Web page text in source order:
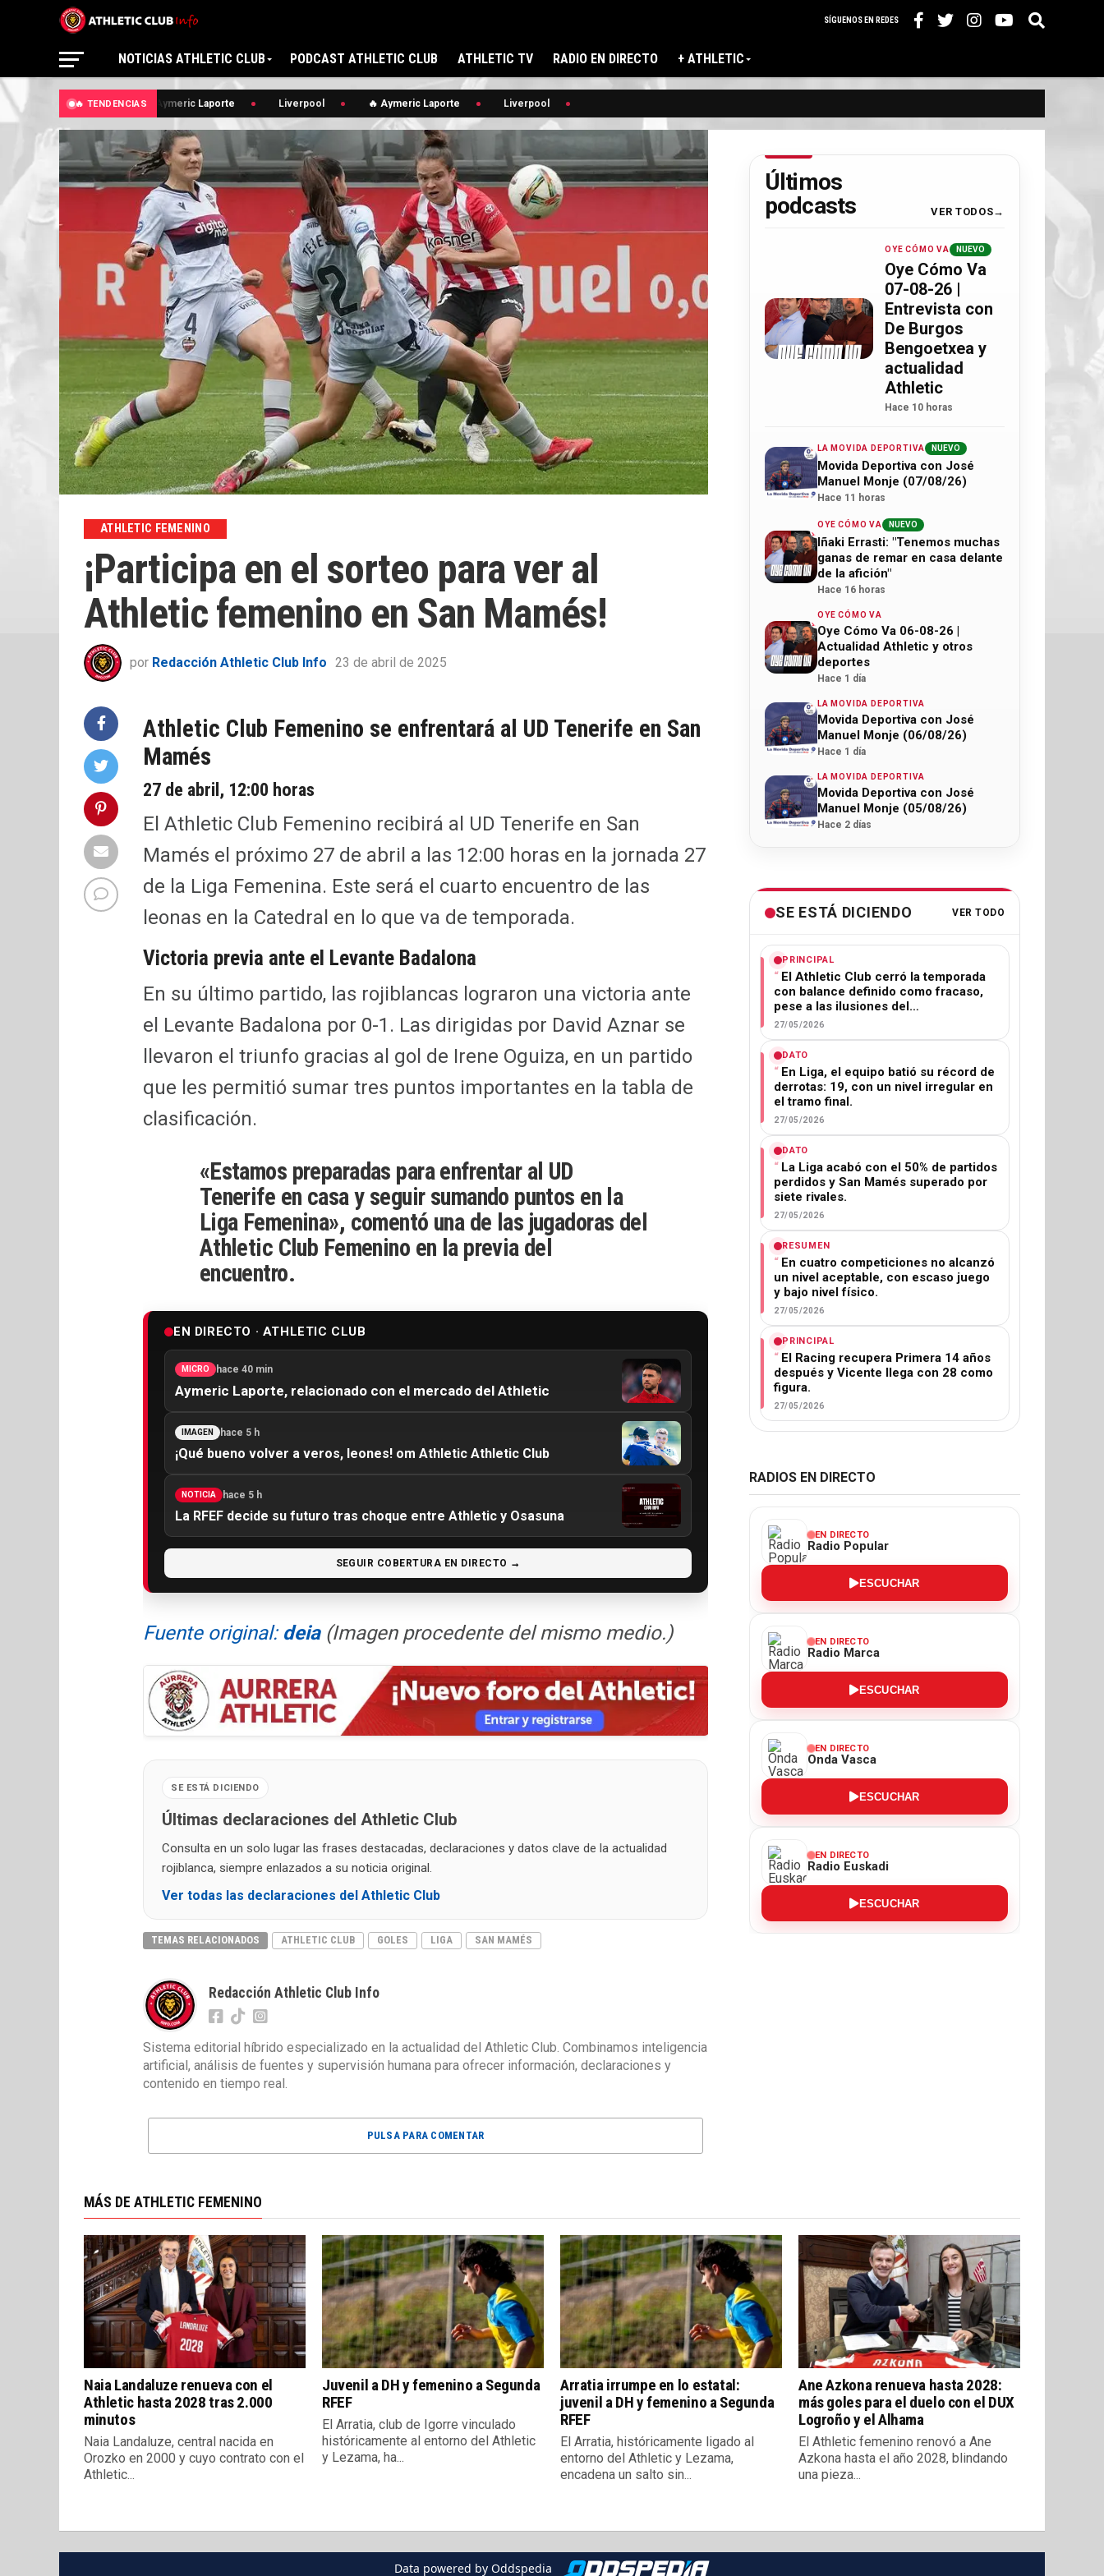
SÍGUENOS EN REDES
NOTICIAS ATHLETIC CLUB PODCAST ATHLETIC CLUB ATHLETIC TV RADIO EN DIRECTO + ATHLETIC
🔥 TENDENCIAS🔥 Aymeric Laporte Liverpool 🔥 Aymeric Laporte Liverpool
ATHLETIC FEMENINO
¡Participa en el sorteo para ver al
Athletic femenino en San Mamés!
por Redacción Athletic Club Info 23 de abril de 2025
Athletic Club Femenino se enfrentará al UD Tenerife en San
Mamés
27 de abril, 12:00 horas
El Athletic Club Femenino recibirá al UD Tenerife en San
Mamés el próximo 27 de abril a las 12:00 horas en la jornada 27
de la Liga Femenina. Este será el cuarto encuentro de las
leonas en la Catedral en lo que va de temporada.
Victoria previa ante el Levante Badalona
En su último partido, las rojiblancas lograron una victoria ante
el Levante Badalona por 0-1. Las dirigidas por David Aznar se
llevaron el triunfo gracias al gol de Irene Oguiza, en un partido
que les permitió sumar tres puntos importantes en la tabla de
clasificación.
«Estamos preparadas para enfrentar al UD
Tenerife en casa y seguir sumando puntos en la
Liga Femenina», comentó una de las jugadoras del
Athletic Club Femenino en la previa del
encuentro.
EN DIRECTO · ATHLETIC CLUB
MICRO hace 40 min
Aymeric Laporte, relacionado con el mercado del Athletic
IMAGEN hace 5 h
¡Qué bueno volver a veros, leones! om Athletic Athletic Club
NOTICIA hace 5 h
La RFEF decide su futuro tras choque entre Athletic y Osasuna
SEGUIR COBERTURA EN DIRECTO →
Fuente original: deia(Imagen procedente del mismo medio.)
SE ESTÁ DICIENDO
Últimas declaraciones del Athletic Club
Consulta en un solo lugar las frases destacadas, declaraciones y datos clave de la actualidad
rojiblanca, siempre enlazados a su noticia original.
Ver todas las declaraciones del Athletic Club
TEMAS RELACIONADOS ATHLETIC CLUB GOLES LIGA SAN MAMÉS
Redacción Athletic Club Info
Sistema editorial híbrido especializado en la actualidad del Athletic Club. Combinamos inteligencia
artificial, análisis de fuentes y supervisión humana para ofrecer información, declaraciones y
contenido en tiempo real.
PULSA PARA COMENTAR
Últimos
podcasts
VER TODOS
OYE CÓMO VA NUEVO
Oye Cómo Va
07-08-26 |
Entrevista con
De Burgos
Bengoetxea y
actualidad
Athletic
Hace 10 horas
LA MOVIDA DEPORTIVA NUEVO
Movida Deportiva con José
Manuel Monje (07/08/26)
Hace 11 horas
OYE CÓMO VA NUEVO
Iñaki Errasti: "Tenemos muchas
ganas de remar en casa delante
de la afición"
Hace 16 horas
OYE CÓMO VA
Oye Cómo Va 06-08-26 |
Actualidad Athletic y otros
deportes
Hace 1 día
LA MOVIDA DEPORTIVA
Movida Deportiva con José
Manuel Monje (06/08/26)
Hace 1 día
LA MOVIDA DEPORTIVA
Movida Deportiva con José
Manuel Monje (05/08/26)
Hace 2 días
SE ESTÁ DICIENDO VER TODO
PRINCIPAL
El Athletic Club cerró la temporada
con balance definido como fracaso,
pese a las ilusiones del…
27/05/2026
DATO
En Liga, el equipo batió su récord de
derrotas: 19, con un nivel irregular en
el tramo final.
27/05/2026
DATO
La Liga acabó con el 50% de partidos
perdidos y San Mamés superado por
siete rivales.
27/05/2026
RESUMEN
En cuatro competiciones no alcanzó
un nivel aceptable, con escaso juego
y bajo nivel físico.
27/05/2026
PRINCIPAL
El Racing recupera Primera 14 años
después y Vicente llega con 28 como
figura.
27/05/2026
RADIOS EN DIRECTO
EN DIRECTO
Radio Popular
ESCUCHAR
EN DIRECTO
Radio Marca
ESCUCHAR
EN DIRECTO
Onda Vasca
ESCUCHAR
EN DIRECTO
Radio Euskadi
ESCUCHAR
MÁS DE ATHLETIC FEMENINO
Naia Landaluze renueva con el
Athletic hasta 2028 tras 2.000
minutos
Naia Landaluze, central nacida en
Orozko en 2000 y cuyo contrato con el
Athletic...
Juvenil a DH y femenino a Segunda
RFEF
El Arratia, club de Igorre vinculado
históricamente al entorno del Athletic
y Lezama, ha...
Arratia irrumpe en lo estatal:
juvenil a DH y femenino a Segunda
RFEF
El Arratia, históricamente ligado al
entorno del Athletic y Lezama,
encadena un salto sin...
Ane Azkona renueva hasta 2028:
más goles para el duelo con el DUX
Logroño y el Alhama
El Athletic femenino renovó a Ane
Azkona hasta el año 2028, blindando
una pieza...
Data powered by Oddspedia